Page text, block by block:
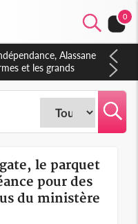
0
Bah admire le modèle
le développement
le parquet
pour des
du ministère